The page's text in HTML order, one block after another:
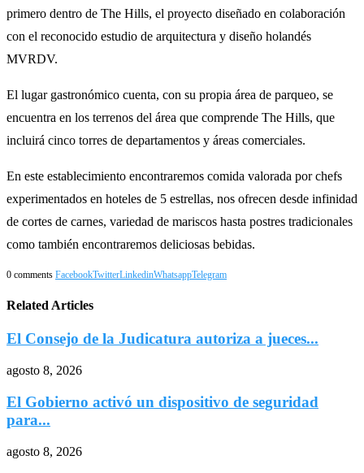
primero dentro de The Hills, el proyecto diseñado en colaboración
con el reconocido estudio de arquitectura y diseño holandés
MVRDV.
El lugar gastronómico cuenta, con su propia área de parqueo, se
encuentra en los terrenos del área que comprende The Hills, que
incluirá cinco torres de departamentos y áreas comerciales.
En este establecimiento encontraremos comida valorada por chefs
experimentados en hoteles de 5 estrellas, nos ofrecen desde infinidad
de cortes de carnes, variedad de mariscos hasta postres tradicionales
como también encontraremos deliciosas bebidas.
0 comments FacebookTwitterLinkedinWhatsappTelegram
Related Articles
El Consejo de la Judicatura autoriza a jueces...
agosto 8, 2026
El Gobierno activó un dispositivo de seguridad
para...
agosto 8, 2026